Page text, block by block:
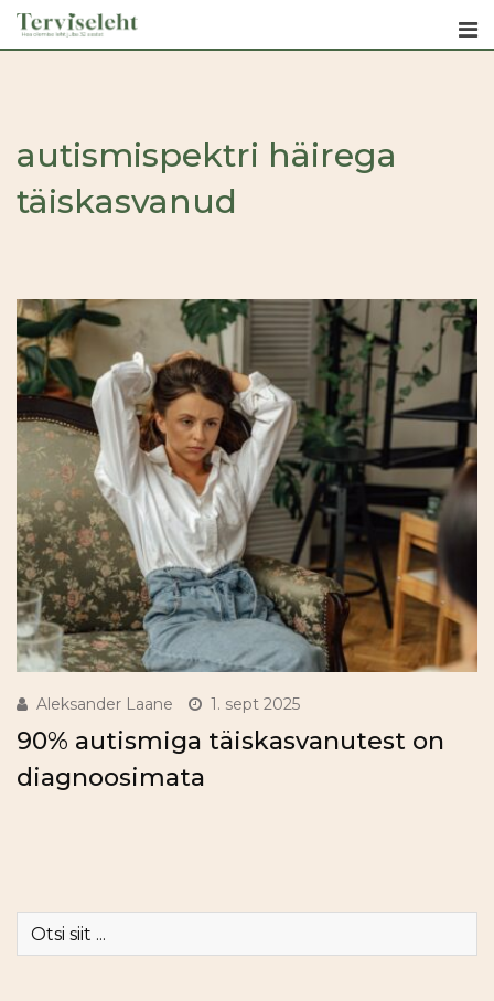
Skip
autismispektri häirega
täiskasvanud
Aleksander Laane 1. sept 2025
90% autismiga täiskasvanutest on
diagnoosimata